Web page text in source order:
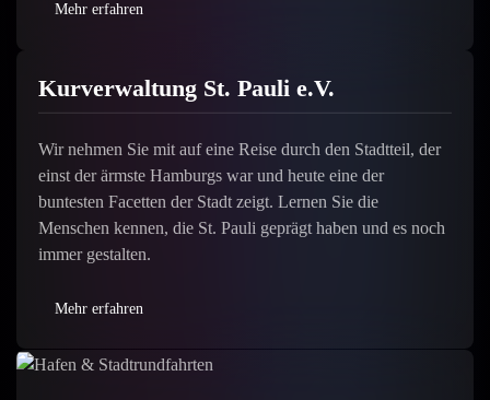
Mehr erfahren
Kurverwaltung St. Pauli e.V.
Wir nehmen Sie mit auf eine Reise durch den Stadtteil, der
einst der ärmste Hamburgs war und heute eine der
buntesten Facetten der Stadt zeigt. Lernen Sie die
Menschen kennen, die St. Pauli geprägt haben und es noch
immer gestalten.
Mehr erfahren